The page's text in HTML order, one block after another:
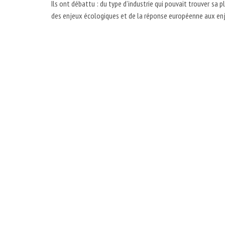
Ils ont débattu : du type d’industrie qui pouvait trouver sa
des enjeux écologiques et de la réponse européenne aux